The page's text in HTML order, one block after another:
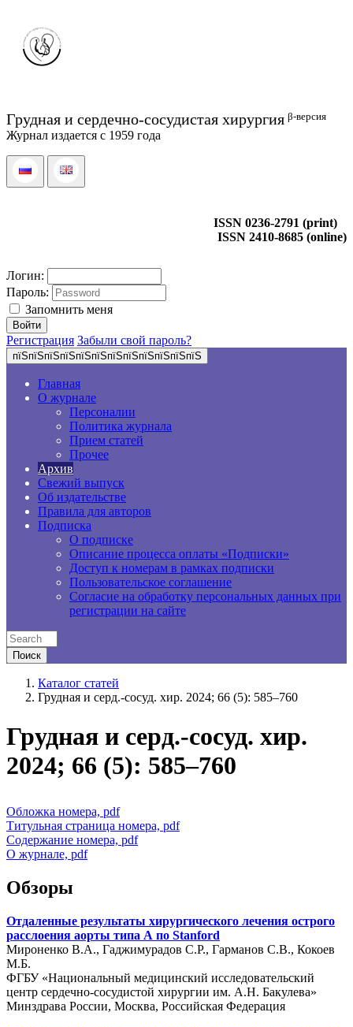
Грудная и сердечно-сосудистая хирургия β-версия
Журнал издается с 1959 года
ISSN 0236-2791 (print)
ISSN 2410-8685 (online)
Логин:
Пароль:
Запомнить меня
Регистрация Забыли свой пароль?
пїЅпїЅпїЅпїЅпїЅпїЅпїЅпїЅпїЅпїЅпїЅпїЅ
Главная
О журнале
Персоналии
Политика журнала
Прием статей
Прочее
Архив
Свежий выпуск
Об издательстве
Правила для авторов
Подписка
О подписке
Описание процесса оплаты «Подписки»
Доступ к номерам в рамках подписки
Пользовательское соглашение
Согласие на обработку персональных данных при
регистрации на сайте
Каталог статей
Грудная и серд.-сосуд. хир. 2024; 66 (5): 585–760
Грудная и серд.-сосуд. хир.
2024; 66 (5): 585–760
Обложка номера, pdf
Титульная страница номера, pdf
Содержание номера, pdf
О журнале, pdf
Обзоры
Отдаленные результаты хирургического лечения острого
расслоения аорты типа А по Stanford
Мироненко В.А., Гаджимурадов С.Р., Гарманов С.В., Кокоев
М.Б.
ФГБУ «Национальный медицинский исследовательский
центр сердечно-сосудистой хирургии им. А.Н. Бакулева»
Минздрава России, Москва, Российская Федерация